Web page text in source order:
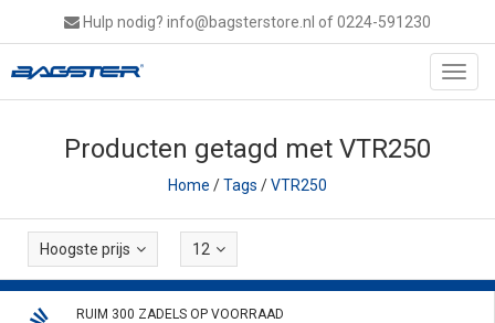
Hulp nodig? info@bagsterstore.nl of 0224-591230
Producten getagd met VTR250
Home /Tags /VTR250
Hoogste prijs 12
RUIM 300 ZADELS OP VOORRAAD